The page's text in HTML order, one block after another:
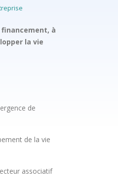
financement, à
la vie
de
de la vie
associatif